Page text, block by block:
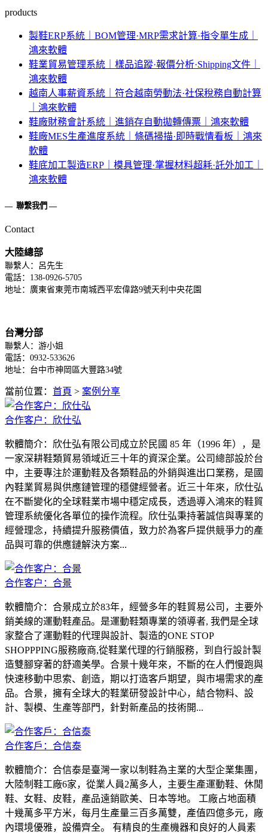
products
製鞋ERP系統｜BOM管理·MRP需求計算·指令單生成｜
鴻來軟體
鞋業貿易管理系統｜樣品追蹤·報價分析·Shipping文件｜
鴻來軟體
越南人事薪資系統｜符合越南勞動法·社保稅務自動計算
｜鴻來軟體
鞋廠財務會計系統｜進銷存自動拋轉傳票｜鴻來軟體
鞋廠MES生產進度系統｜條碼掃描·即時戰情看板｜鴻來
軟體
鞋底加工製造ERP｜模具管理·掌握材料超耗·託外加工｜
鴻來軟體
— 聯繫我們 —
Contact
大陸總部
聯繫人：呂先生
電話：138-0926-5705
地址：廣東省東莞市南城西平宏偉路9號天利中央花園
台灣分部
聯繫人：游小姐
電話：0932-533626
地址：台中市神岡區大豐路34號
當前位置： 首頁 > 案例分享
合作客户：欣仕弘
軟體簡介：欣仕弘有限公司成立於民國 85 年（1996 年），是
一家深耕鞋類貿易領域近三十年的資深企業。公司總部設於台
中，主要專注於運動鞋及各類鞋品的外銷與進出口業務，是國
內鞋業貿易與供應鏈管理的穩健經營者。近三十年來，欣仕弘
在不斷變化的全球鞋業市場中穩定成長，透過導入鴻來的鞋貿
管理系統優化各單位的操作流程。欣仕弘秉持著誠信與專業的
經營理念，持續提升服務價值，致力於為客戶提供競爭力的產
品與可靠的供應鏈解決方案...
合作客户：合景
軟體簡介：合景成立於83年，經營多年的鞋貿易公司，主要外
銷美線的運動鞋產品。是運動鞋類專業的領導者, 我們是全球
家整合了運動鞋的代理與設計、製造的ONE STOP
SHOPPPING服務廠商,從鞋業代理的行銷服務，到自行設計製
造雙腳穿著的舒適美學。合景十幾年來，不斷的在人們慢跑與
快速移動中思索、創造，期以打造客戶期望，與市場需求的產
品。合景，擁有全球大的鞋業研發設計中心，結合物料、設
計、製模、生產等部門，針對新產品的技術開...
合作客戶：合信泰
軟體簡介：合信泰是臺灣一家以制鞋為主業的大型企業集團，
大陸制鞋工廠6家，從業人員2萬多人，主要生產運動鞋、休閒
鞋、女鞋、皮鞋，產品遠銷歐美、日本等地。 工廠占地面積
十幾萬多平方米，每月生產量三百多萬雙，產值四億多元，廠
內環境優雅，設備齊全。 有精良的生產機器和良好的人員素